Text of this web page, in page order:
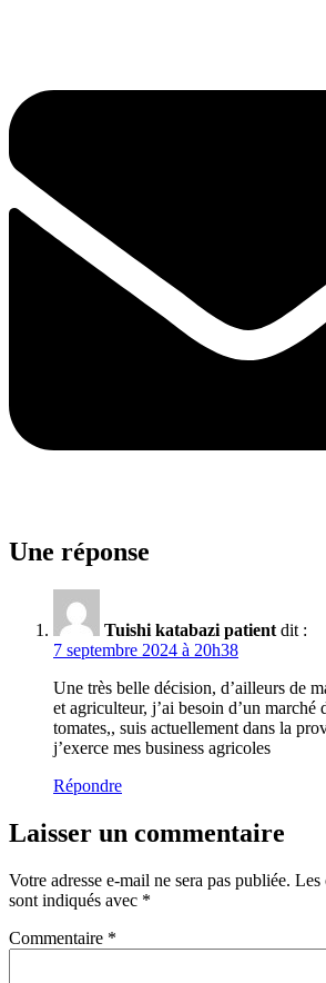
Une réponse
Tuishi katabazi patient dit :
7 septembre 2024 à 20h38
Une très belle décision, d’ailleurs de
et agriculteur, j’ai besoin d’un marché
tomates,, suis actuellement dans la
j’exerce mes business agricoles
Répondre
Laisser un commentaire
Votre adresse e-mail ne sera pas publiée. Les
sont indiqués avec *
Commentaire *